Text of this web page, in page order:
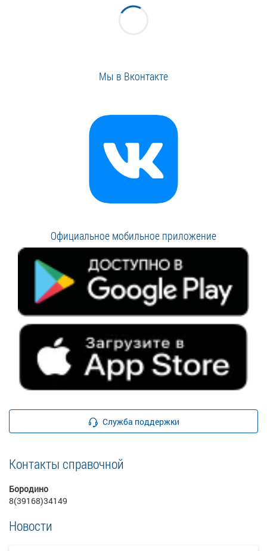
Мы в Вконтакте
Официальное мобильное приложение
Служба поддержки
Контакты справочной
Бородино
8(39168)34149
Новости